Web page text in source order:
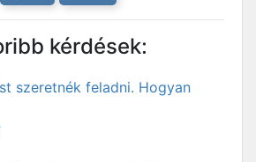
kérdések:
szeretnék feladni. Hogyan